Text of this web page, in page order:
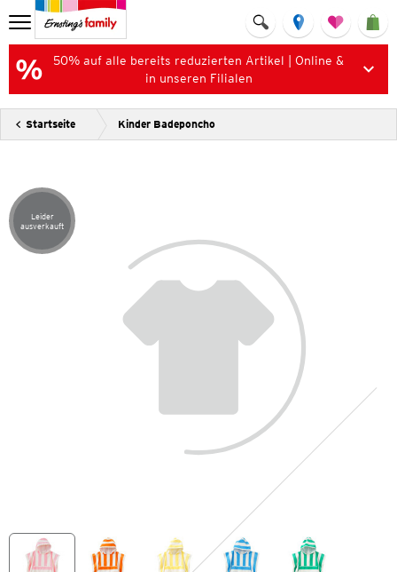
50% auf alle bereits reduzierten Artikel | Online &
in unseren Filialen
Startseite Kinder Badeponcho
Artikel leider ausverkauft
Leider
ausverkauft